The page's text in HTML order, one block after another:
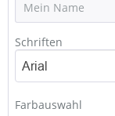
Schriften
Arial
Farbauswahl